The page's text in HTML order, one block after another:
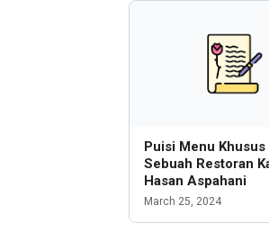
Puisi Menu Khusus
Sebuah Restoran
Hasan Aspahani
March 25, 2024